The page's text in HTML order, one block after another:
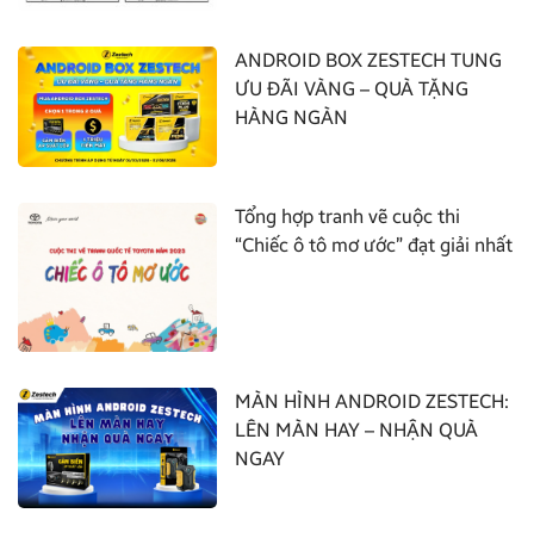
ANDROID BOX ZESTECH TUNG
ƯU ĐÃI VÀNG – QUÀ TẶNG
HÀNG NGÀN
Tổng hợp tranh vẽ cuộc thi
“Chiếc ô tô mơ ước” đạt giải nhất
MÀN HÌNH ANDROID ZESTECH:
LÊN MÀN HAY – NHẬN QUÀ
NGAY